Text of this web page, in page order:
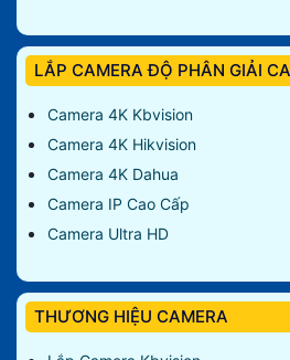
LẮP CAMERA ĐỘ PHÂN GIẢI
Camera 4K Kbvision
Camera 4K Hikvision
Camera 4K Dahua
Camera IP Cao Cấp
Camera Ultra HD
THƯƠNG HIỆU CAMERA